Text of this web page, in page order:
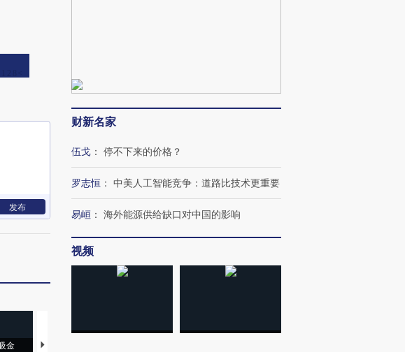
发布
金
马航飞行员跨国走私7万
财新名家
伍戈 ： 停不下来的价格？
罗志恒 ： 中美人工智能竞争：道路比技术更重要
易峘 ： 海外能源供给缺口对中国的影响
视频